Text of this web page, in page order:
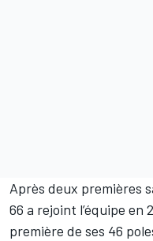
Après deux premières
66 a rejoint l’équipe en
première de ses 46